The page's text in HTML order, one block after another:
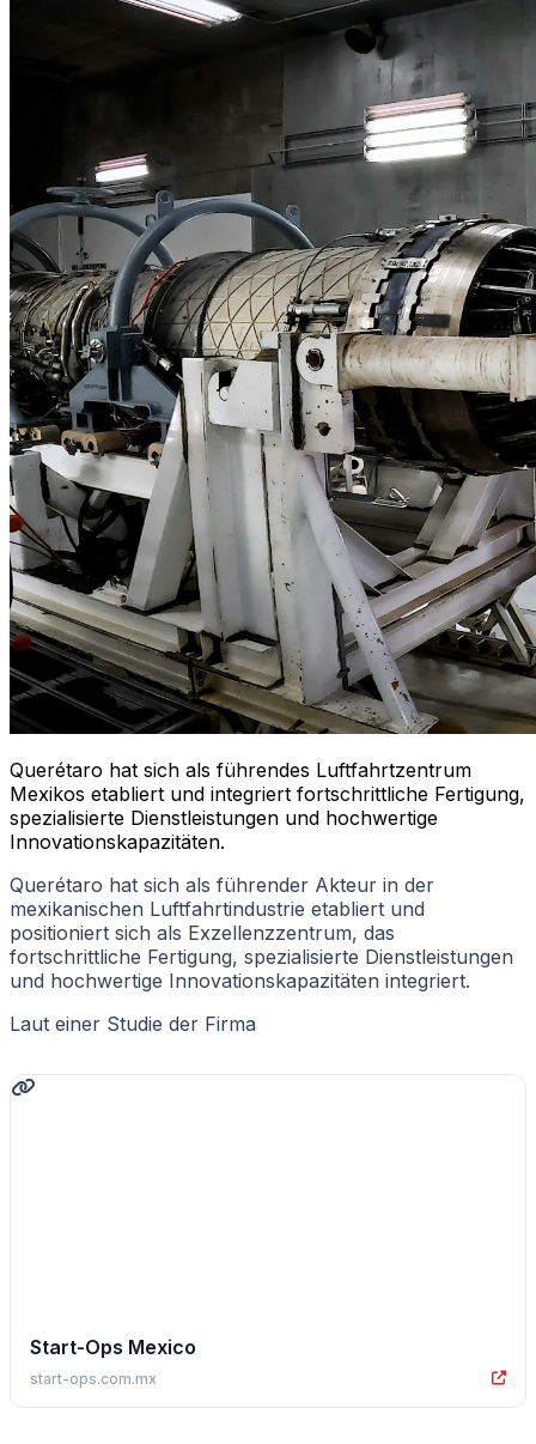
Querétaro hat sich als führendes Luftfahrtzentrum
Mexikos etabliert und integriert fortschrittliche Fertigung,
spezialisierte Dienstleistungen und hochwertige
Innovationskapazitäten.
Querétaro hat sich als führender Akteur in der
mexikanischen Luftfahrtindustrie etabliert und
positioniert sich als Exzellenzzentrum, das
fortschrittliche Fertigung, spezialisierte Dienstleistungen
und hochwertige Innovationskapazitäten integriert.
Laut einer Studie der Firma
Start-Ops Mexico
start-ops.com.mx